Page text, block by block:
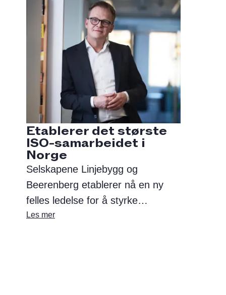
Etablerer det største
ISO-samarbeidet i
Norge
Selskapene Linjebygg og
Beerenberg etablerer nå en ny
felles ledelse for å styrke
samarbeidet. Beslutningen
Les mer